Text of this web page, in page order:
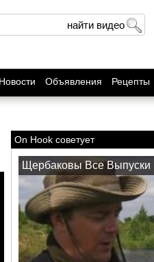
найти видео
Новости Объявления Рецепты
On Hook советует
Щербаковы Все Выпуски